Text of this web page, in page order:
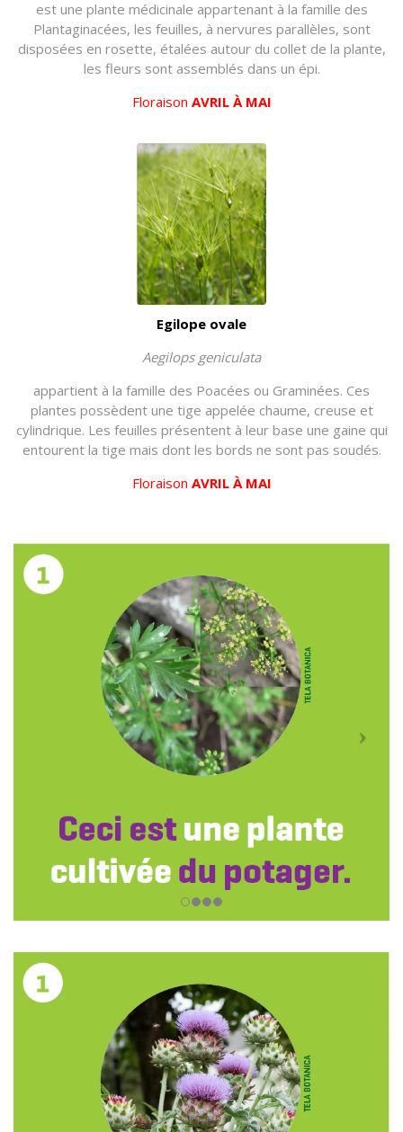
est une plante médicinale appartenant à la famille des
Plantaginacées, les feuilles, à nervures parallèles, sont
disposées en rosette, étalées autour du collet de la plante,
les fleurs sont assemblés dans un épi.
Floraison AVRIL À MAI
Egilope ovale
Aegilops geniculata
appartient à la famille des Poacées ou Graminées. Ces
plantes possèdent une tige appelée chaume, creuse et
cylindrique. Les feuilles présentent à leur base une gaine qui
entourent la tige mais dont les bords ne sont pas soudés.
Floraison AVRIL À MAI